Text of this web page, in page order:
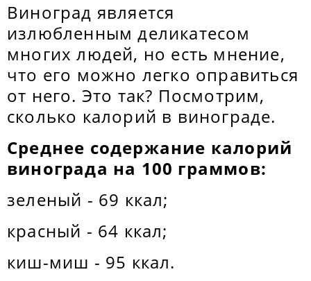
Виноград является
излюбленным деликатесом
многих людей, но есть мнение,
что его можно легко оправиться
от него. Это так? Посмотрим,
сколько калорий в винограде.
Среднее содержание калорий
винограда на 100 граммов:
зеленый - 69 ккал;
красный - 64 ккал;
киш-миш - 95 ккал.